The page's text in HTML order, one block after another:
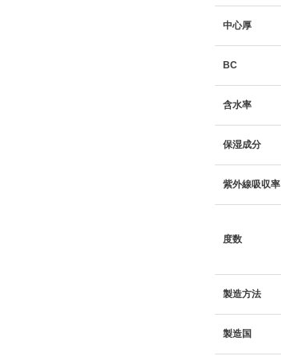
中心厚
BC
含水率
保湿成分
紫外線吸収率
度数
製造方法
製造国